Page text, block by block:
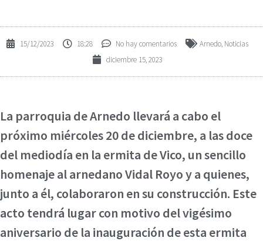
15/12/2023 18:28 No hay comentarios Arnedo, Noticias
diciembre 15, 2023
La parroquia de Arnedo llevará a cabo el
próximo miércoles 20 de diciembre, a las doce
del mediodía en la ermita de Vico, un sencillo
homenaje al arnedano Vidal Royo y a quienes,
junto a él, colaboraron en su construcción. Este
acto tendrá lugar con motivo del vigésimo
aniversario de la inauguración de esta ermita